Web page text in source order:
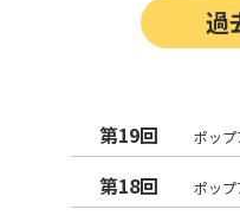
過
第19回 ポッ
第18回 ポッ